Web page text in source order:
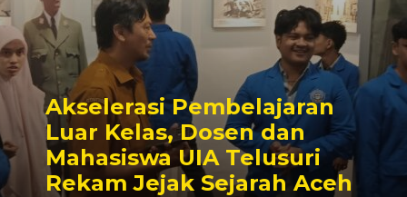
Akselerasi Pembelajaran
Luar Kelas, Dosen dan
Mahasiswa UIA Telusuri
Rekam Jejak Sejarah Aceh